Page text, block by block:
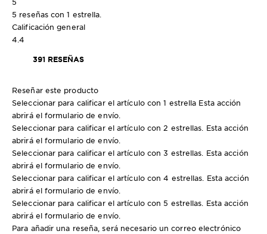
5 reseñas con 1 estrella.
Calificación general
4.4
391 RESEÑAS
Reseñar este producto
Seleccionar para calificar el artículo con 1 estrella Esta acción
abrirá el formulario de envío.
Seleccionar para calificar el artículo con 2 estrellas. Esta acción
abrirá el formulario de envío.
Seleccionar para calificar el artículo con 3 estrellas. Esta acción
abrirá el formulario de envío.
Seleccionar para calificar el artículo con 4 estrellas. Esta acción
abrirá el formulario de envío.
Seleccionar para calificar el artículo con 5 estrellas. Esta acción
abrirá el formulario de envío.
Para añadir una reseña, será necesario un correo electrónico